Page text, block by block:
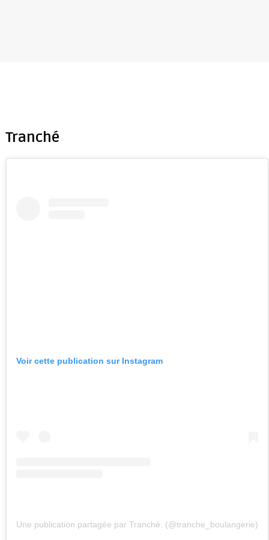
Tranché
Voir cette publication sur Instagram
Une publication partagée par Tranché. (@tranche_boulangerie)